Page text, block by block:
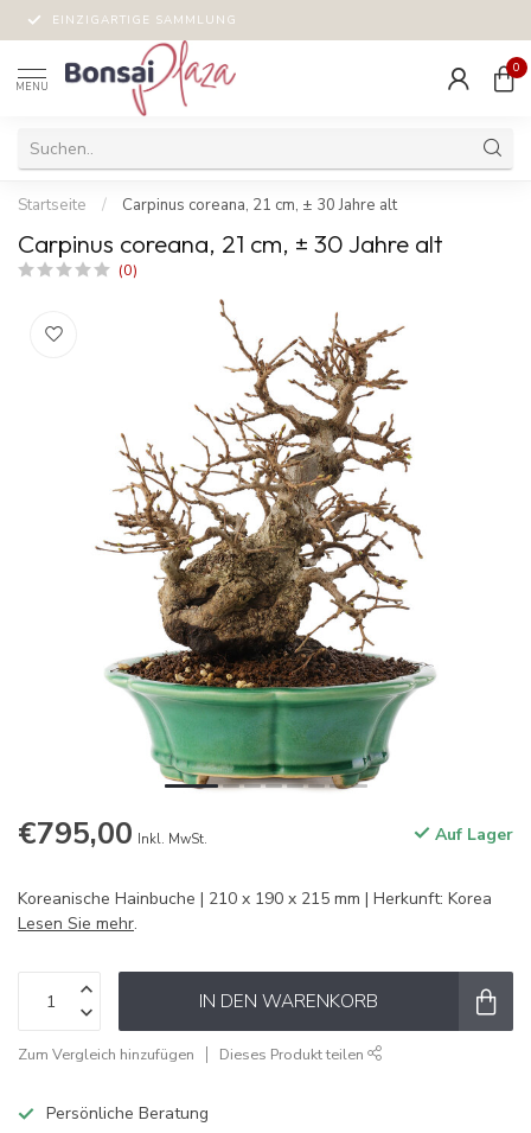
EINZIGARTIGE SAMMLUNG
MENU
0
Startseite / Carpinus coreana, 21 cm, ± 30 Jahre alt
Carpinus coreana, 21 cm, ± 30 Jahre alt
(0)
€795,00 Inkl. MwSt. Auf Lager
Koreanische Hainbuche | 210 x 190 x 215 mm | Herkunft: Korea
Lesen Sie mehr.
IN DEN WARENKORB
Zum Vergleich hinzufügen Dieses Produkt teilen
Persönliche Beratung